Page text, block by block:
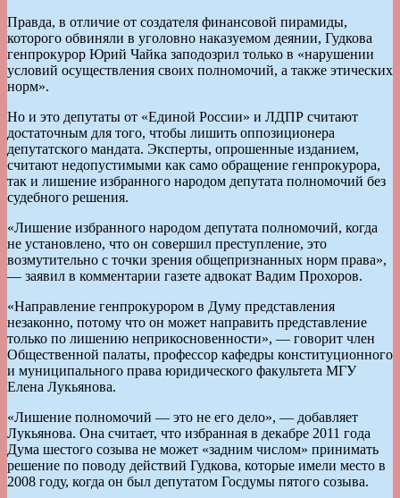
Правда, в отличие от создателя финансовой пирамиды,
которого обвиняли в уголовно наказуемом деянии, Гудкова
генпрокурор Юрий Чайка заподозрил только в «нарушении
условий осуществления своих полномочий, а также этических
норм».
Но и это депутаты от «Единой России» и ЛДПР считают
достаточным для того, чтобы лишить оппозиционера
депутатского мандата. Эксперты, опрошенные изданием,
считают недопустимыми как само обращение генпрокурора,
так и лишение избранного народом депутата полномочий без
судебного решения.
«Лишение избранного народом депутата полномочий, когда
не установлено, что он совершил преступление, это
возмутительно с точки зрения общепризнанных норм права»,
— заявил в комментарии газете адвокат Вадим Прохоров.
«Направление генпрокурором в Думу представления
незаконно, потому что он может направить представление
только по лишению неприкосновенности», — говорит член
Общественной палаты, профессор кафедры конституционного
и муниципального права юридического факультета МГУ
Елена Лукьянова.
«Лишение полномочий — это не его дело», — добавляет
Лукьянова. Она считает, что избранная в декабре 2011 года
Дума шестого созыва не может «задним числом» принимать
решение по поводу действий Гудкова, которые имели место в
2008 году, когда он был депутатом Госдумы пятого созыва.